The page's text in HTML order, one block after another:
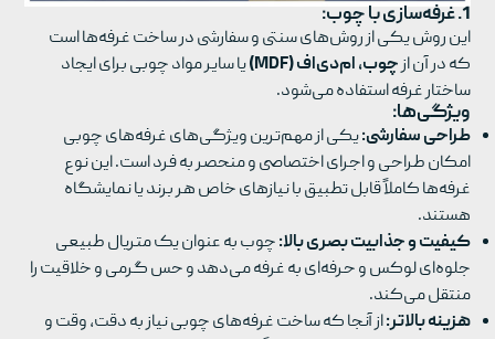
1. غرفه‌سازی با چوب:
این روش یکی از روش‌های سنتی و سفارشی در ساخت غرفه‌ها است
که در آن ازچوب، ام‌دی‌اف (MDF)
یا سایر مواد چوبی برای ایجاد
ساختار غرفه استفاده می‌شود.
ویژگی‌ها:
طراحی سفارشی:یکی از مهم‌ترین ویژگی‌های غرفه‌های چوبی
امکان طراحی و اجرای اختصاصی و منحصر به فرد است. این نوع
غرفه‌ها کاملاً قابل تطبیق با نیازهای خاص هر برند یا نمایشگاه
هستند.
کیفیت و جذابیت بصری بالا:چوب به عنوان یک متریال طبیعی
جلوه‌ای لوکس و حرفه‌ای به غرفه می‌دهد و حس گرمی و خلاقیت را
منتقل می‌کند.
هزینه بالاتر:از آنجا که ساخت غرفه‌های چوبی نیاز به دقت، وقت و